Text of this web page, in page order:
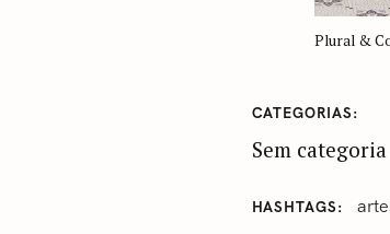
Plural &
CATEGORIAS
Sem categoria
HASHTAGS